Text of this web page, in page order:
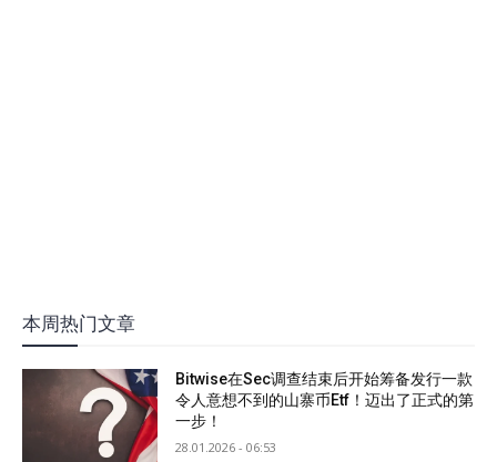
本周热门文章
Bitwise在Sec调查结束后开始筹备发行一款
令人意想不到的山寨币Etf！迈出了正式的第
一步！
28.01.2026 - 06:53